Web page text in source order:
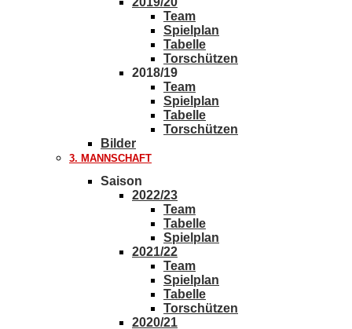
Team
Spielplan
Tabelle
Torschützen
2018/19
Team
Spielplan
Tabelle
Torschützen
Bilder
3. MANNSCHAFT
Saison
2022/23
Team
Tabelle
Spielplan
2021/22
Team
Spielplan
Tabelle
Torschützen
2020/21